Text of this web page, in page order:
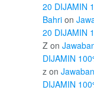
20 DIJAMIN
Bahri on
20 DIJAMIN
Z on
DIJAMIN
z on
DIJAMIN